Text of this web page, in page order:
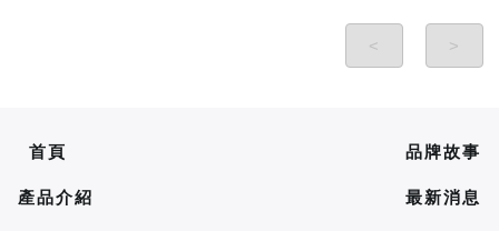
< >
首頁 品牌故事
產品介紹 最新消息